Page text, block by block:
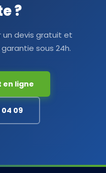
?
devis gratuit et
sous 24h.
en ligne
04 09